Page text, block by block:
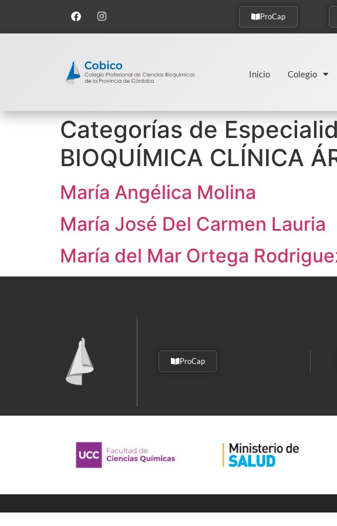
ProCap
Inicio Colegio
Categorías de
BIOQUÍMICA CLÍNICA
María Angélica Molina
María José Del Carmen Lauria
María del Mar Ortega
ProCap